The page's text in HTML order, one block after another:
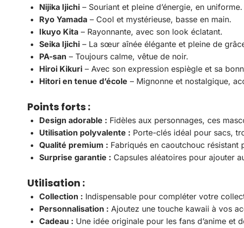
Nijika Ijichi – Souriant et pleine d’énergie, en uniforme.
Ryo Yamada – Cool et mystérieuse, basse en main.
Ikuyo Kita – Rayonnante, avec son look éclatant.
Seika Ijichi – La sœur aînée élégante et pleine de
PA-san – Toujours calme, vêtue de noir.
Hiroi Kikuri – Avec son expression espiègle et sa
Hitori en tenue d’école – Mignonne et nostalgique,
Points forts :
Design adorable : Fidèles aux personnages, ces
Utilisation polyvalente : Porte-clés idéal pour sacs,
Qualité premium : Fabriqués en caoutchouc résistant
Surprise garantie : Capsules aléatoires pour ajouter
Utilisation :
Collection : Indispensable pour compléter votre
Personnalisation : Ajoutez une touche kawaii à vos
Cadeau : Une idée originale pour les fans d’anime et